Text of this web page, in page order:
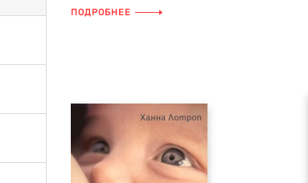
самая популярная и читаемая книг...
ПОДРОБНЕЕ